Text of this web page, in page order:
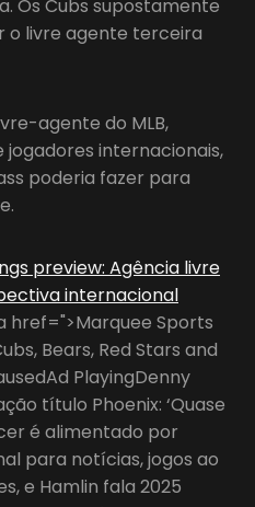
Os Cubs supostamente
o livre agente terceira
agente do MLB,
internacionais,
poderia fazer para
preview: Agência livre
internacional
href=">Marquee Sports
Bears, Red Stars and
PlayingDenny
título Phoenix: ‘Quase
é alimentado por
para notícias, jogos ao
e Hamlin fala 2025